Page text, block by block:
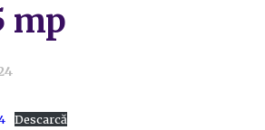
mp
Descarcă